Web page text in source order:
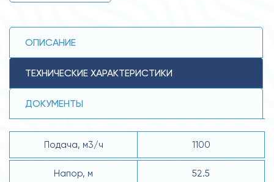
ОПИСАНИЕ
ТЕХНИЧЕСКИЕ ХАРАКТЕРИСТИКИ
ДОКУМЕНТЫ
Подача, м3/ч 1100
Напор, м 52.5